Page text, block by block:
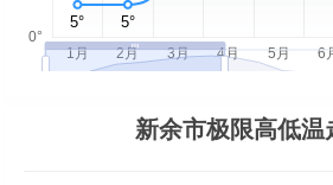
新余市极限高低温